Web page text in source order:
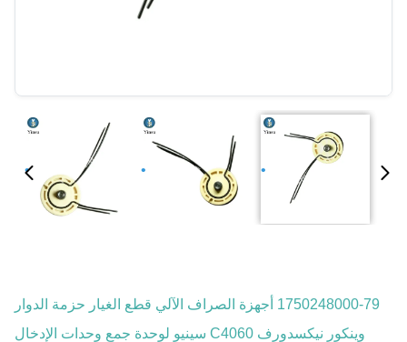
1750248000-79 أجهزة الصراف الآلي قطع الغيار حزمة الدوار
وينكور نيكسدورف C4060 سينيو لوحدة جمع وحدات الإدخال